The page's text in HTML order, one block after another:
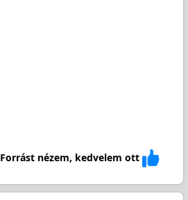
Forrást nézem, kedvelem ott